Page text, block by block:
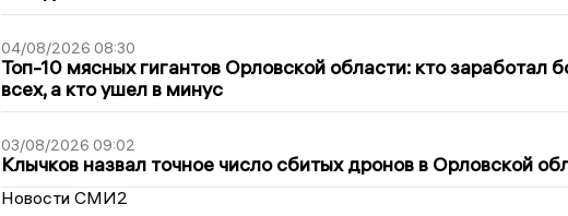
04/08/2026 08:30
Топ-10 мясных гигантов Орловской области: кто заработал
всех, а кто ушел в минус
03/08/2026 09:02
Клычков назвал точное число сбитых дронов в Орловской
Новости СМИ2